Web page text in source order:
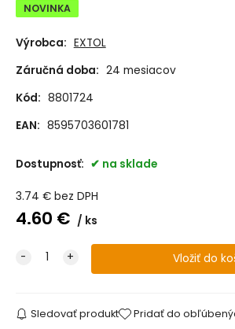
NOVINKA
Výrobca: EXTOL
Záručná doba: 24 mesiacov
Kód: 8801724
EAN: 8595703601781
Dostupnosť: na sklade
3.74 € bez DPH
4.60 € ks
Sledovať produkt Pridať do